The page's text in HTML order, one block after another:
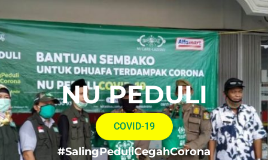
NU PEDULI
COVID-19
#SalingPeduliCegahCorona